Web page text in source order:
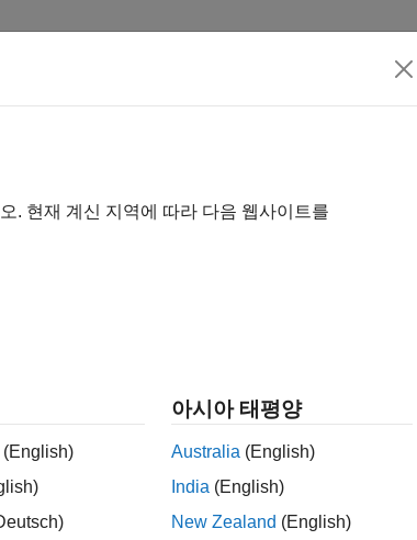
. 현재 계신 지역에 따라 다음 웹사이트를
(English)
아시아 태평양
Australia (English)
India (English)
New Zealand (English)